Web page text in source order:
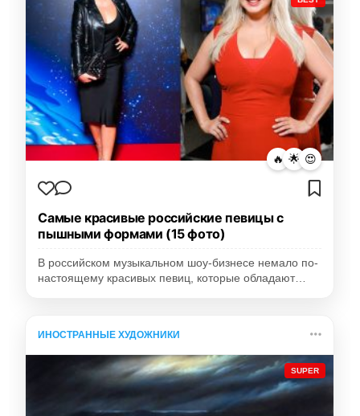
🔥 🌟 😍
Самые красивые российские певицы с
пышными формами (15 фото)
В российском музыкальном шоу-бизнесе немало по-
настоящему красивых певиц, которые обладают…
ИНОСТРАННЫЕ ХУДОЖНИКИ
SUPER